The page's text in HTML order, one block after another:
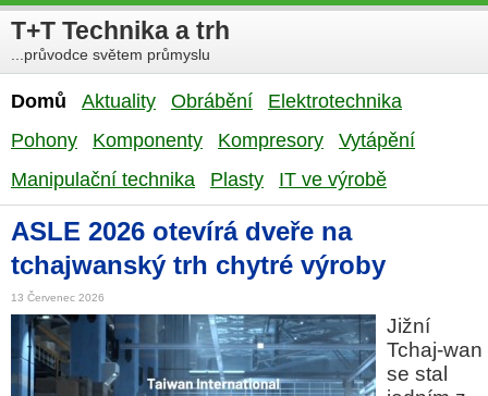
T+T Technika a trh
...průvodce světem průmyslu
Domů Aktuality Obrábění
Elektrotechnika
Pohony
Komponenty Kompresory
Vytápění
Manipulační technika
Plasty IT ve výrobě
ASLE 2026 otevírá dveře na
tchajwanský trh chytré výroby
13 Červenec 2026
Jižní
Tchaj-wan
se stal